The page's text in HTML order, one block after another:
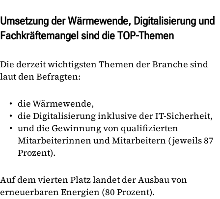
Umsetzung der Wärmewende, Digitalisierung und
Fachkräftemangel sind die TOP-Themen
Die derzeit wichtigsten Themen der Branche sind
laut den Befragten:
die Wärmewende,
die Digitalisierung inklusive der IT-Sicherheit,
und die Gewinnung von qualifizierten
Mitarbeiterinnen und Mitarbeitern (jeweils 87
Prozent).
Auf dem vierten Platz landet der Ausbau von
erneuerbaren Energien (80 Prozent).